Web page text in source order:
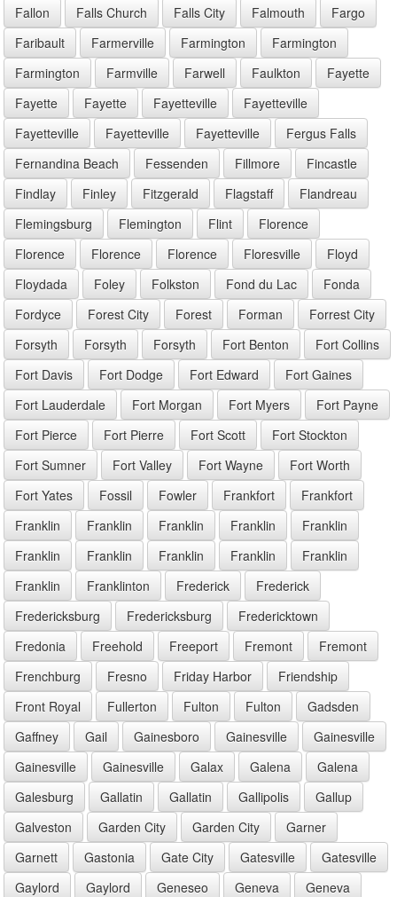
Fallon Falls Church Falls City Falmouth
Fargo
Faribault
Farmerville Farmington
Farmington
Farmington
Farmville Farwell Faulkton
Fayette
Fayette
Fayette Fayetteville
Fayetteville
Fayetteville
Fayetteville Fayetteville
Fergus Falls
Fernandina Beach
Fessenden Fillmore
Fincastle
Findlay
Finley Fitzgerald Flagstaff
Flandreau
Flemingsburg
Flemington Flint
Florence
Florence
Florence Florence Floresville
Floyd
Floydada
Foley Folkston Fond du Lac
Fonda
Fordyce
Forest City Forest Forman
Forrest City
Forsyth
Forsyth Forsyth Fort Benton
Fort Collins
Fort Davis
Fort Dodge Fort Edward
Fort Gaines
Fort Lauderdale
Fort Morgan Fort Myers
Fort Payne
Fort Pierce
Fort Pierre Fort Scott
Fort Stockton
Fort Sumner
Fort Valley Fort Wayne
Fort Worth
Fort Yates
Fossil Fowler Frankfort
Frankfort
Franklin
Franklin Franklin Franklin
Franklin
Franklin
Franklin Franklin Franklin
Franklin
Franklin
Franklinton Frederick
Frederick
Fredericksburg
Fredericksburg
Fredericktown
Fredonia
Freehold Freeport Fremont
Fremont
Frenchburg
Fresno Friday Harbor
Friendship
Front Royal
Fullerton Fulton Fulton
Gadsden
Gaffney
Gail Gainesboro Gainesville
Gainesville
Gainesville
Gainesville Galax Galena
Galena
Galesburg
Gallatin Gallatin Gallipolis
Gallup
Galveston
Garden City Garden City
Garner
Garnett
Gastonia Gate City Gatesville
Gatesville
Gaylord
Gaylord Geneseo Geneva
Geneva